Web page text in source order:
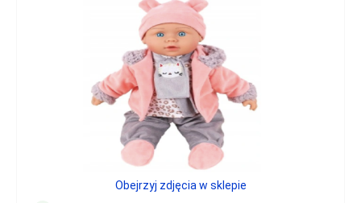
Obejrzyj zdjęcia w sklepie